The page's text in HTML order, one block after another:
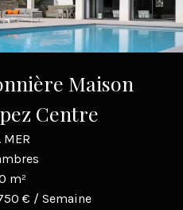
Maison
Centre
MER
m²
€ / Semaine